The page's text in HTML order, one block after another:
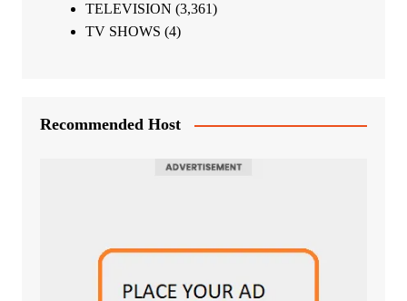
TELEVISION (3,361)
TV SHOWS (4)
Recommended Host